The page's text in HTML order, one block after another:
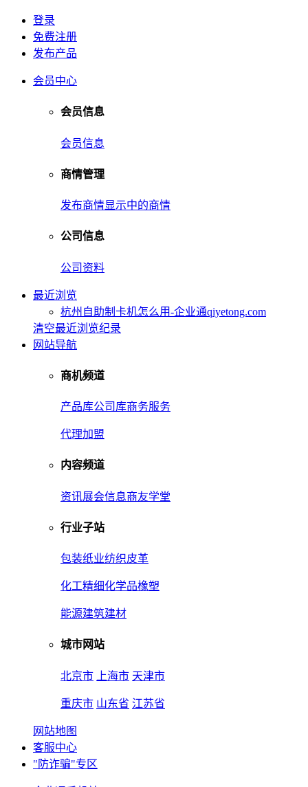
登录
免费注册
发布产品
会员中心
会员信息
会员信息
商情管理
发布商情显示中的商情
公司信息
公司资料
最近浏览
杭州自助制卡机怎么用-企业通qiyetong.com
清空最近浏览纪录
网站导航
商机频道
产品库公司库商务服务
代理加盟
内容频道
资讯展会信息商友学堂
行业子站
包装纸业纺织皮革
化工精细化学品橡塑
能源建筑建材
城市网站
北京市 上海市 天津市
重庆市 山东省 江苏省
网站地图
客服中心
"防诈骗"专区